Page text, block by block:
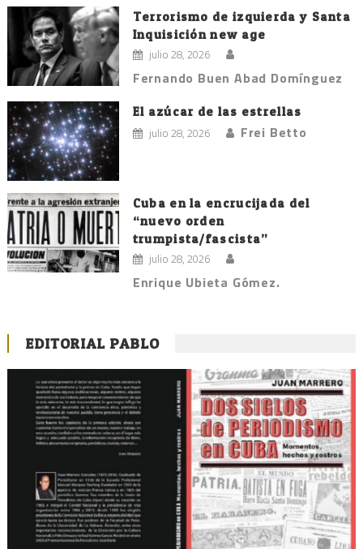
Terrorismo de izquierda y Santa
Inquisición new age
julio 28, 2026
Fernando Buen Abad Domínguez
El azúcar de las estrellas
julio 28, 2026 Frei Betto
Cuba en la encrucijada del
“nuevo orden
trumpista/fascista”
julio 28, 2026
Enrique Ubieta Gómez.
EDITORIAL PABLO